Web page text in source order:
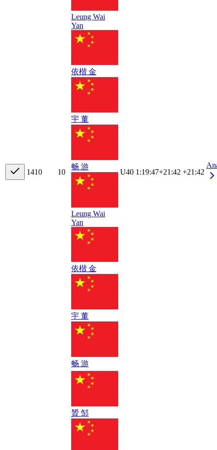
1410 10
Leung Wai
Yan
依楷 金
宇 董
畅 游
Leung Wai
Yan
依楷 金
宇 董
畅 游
U40 1:19:47+21:42 +21:42
贇 邹